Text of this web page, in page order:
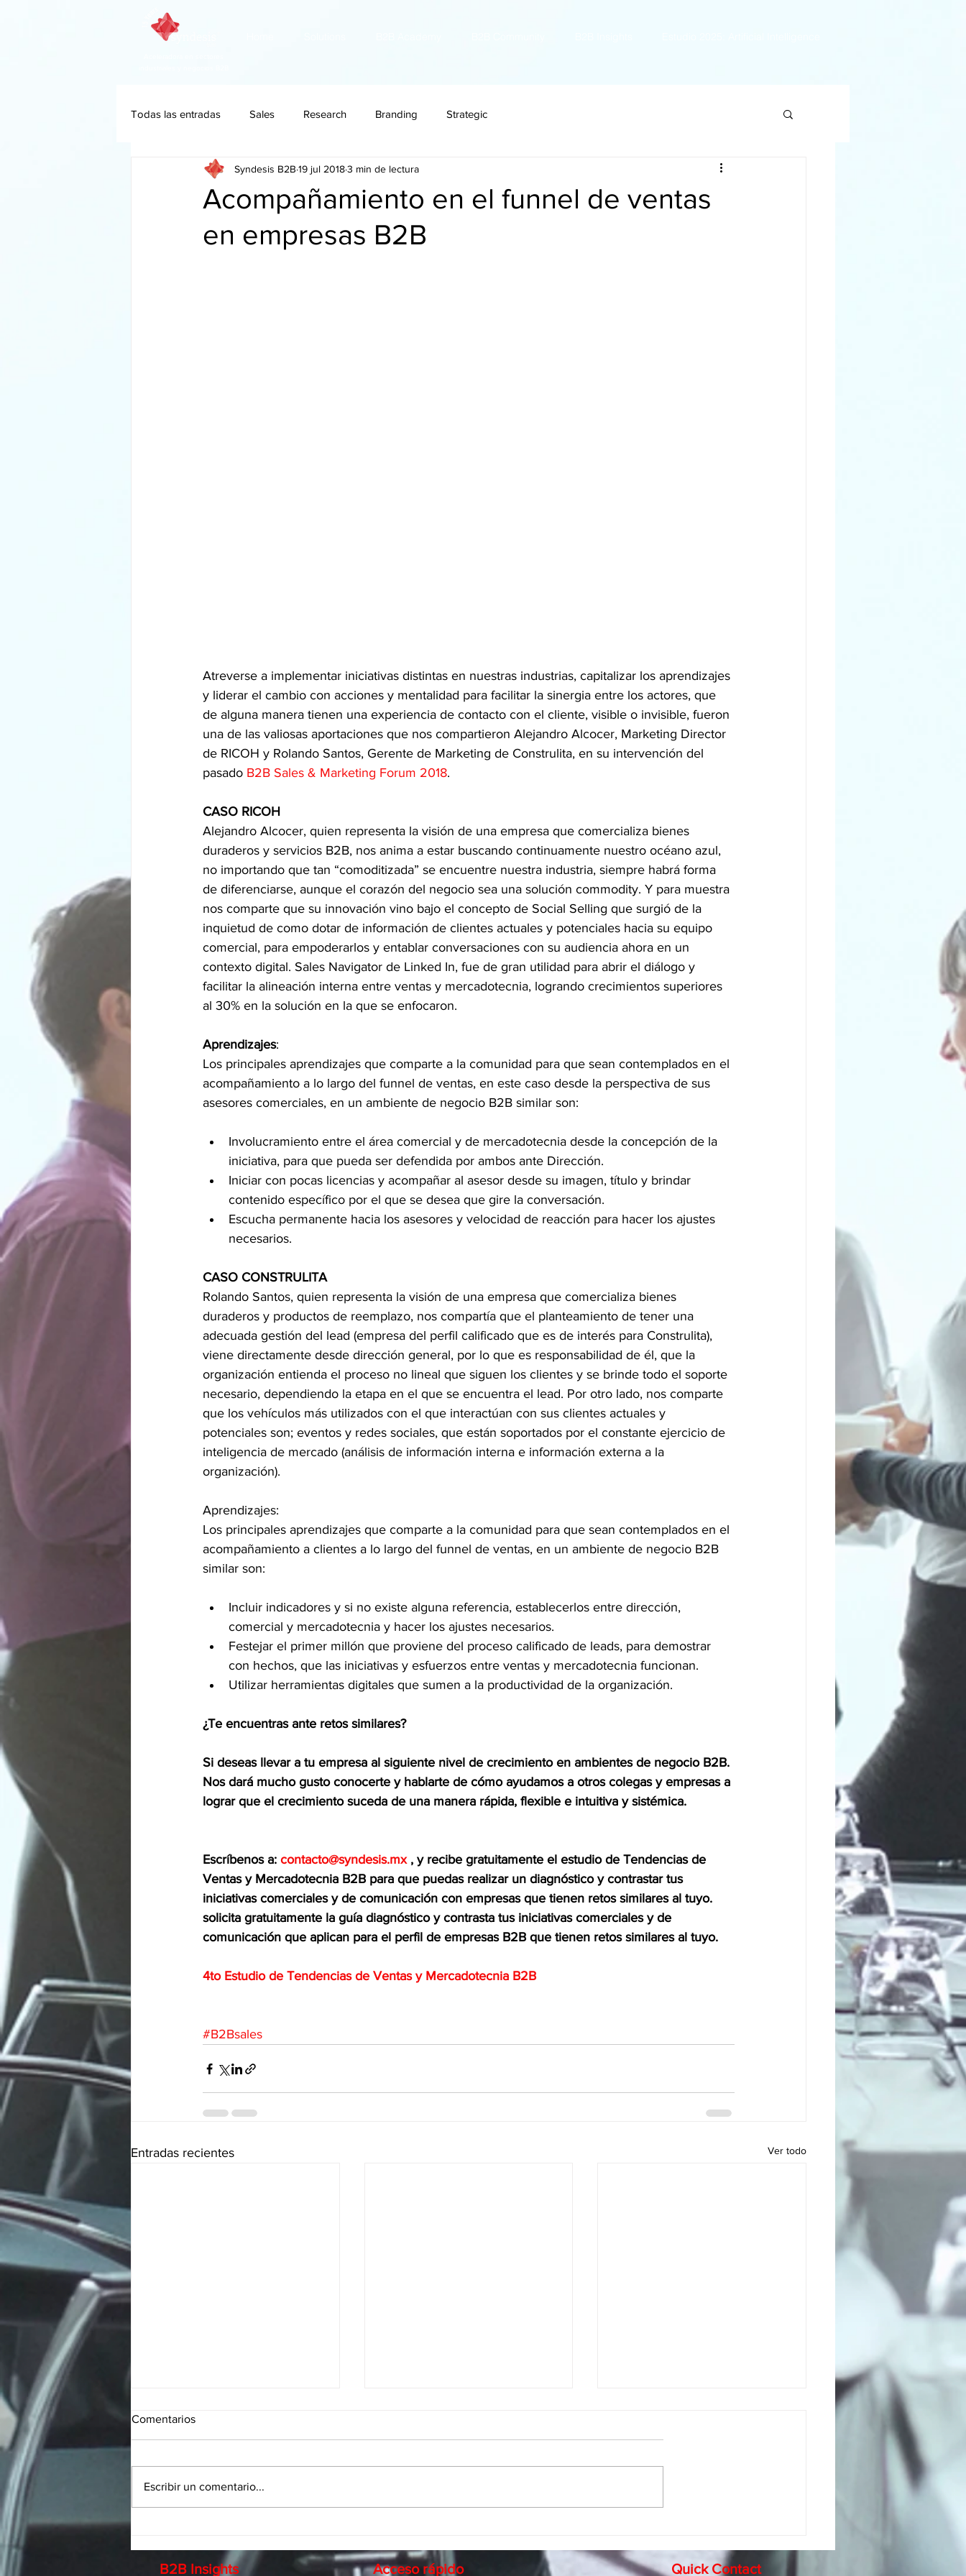
Todas las entradas Sales Research Branding Strategic
Acompañamiento en el funnel de ventas
en empresas B2B
Syndesis B2B 19 jul 20183 min de lectura
Atreverse a implementar iniciativas distintas en nuestras industrias, capitalizar los aprendizajes
y liderar el cambio con acciones y mentalidad para facilitar la sinergia entre los actores, que
de alguna manera tienen una experiencia de contacto con el cliente, visible o invisible, fueron
una de las valiosas aportaciones que nos compartieron Alejandro Alcocer, Marketing Director
de RICOH y Rolando Santos, Gerente de Marketing de Construlita, en su intervención del
pasado B2B Sales & Marketing Forum 2018.
CASO RICOH
Alejandro Alcocer, quien representa la visión de una empresa que comercializa bienes
duraderos y servicios B2B, nos anima a estar buscando continuamente nuestro océano azul,
no importando que tan “comoditizada” se encuentre nuestra industria, siempre habrá forma
de diferenciarse, aunque el corazón del negocio sea una solución commodity. Y para muestra
nos comparte que su innovación vino bajo el concepto de Social Selling que surgió de la
inquietud de como dotar de información de clientes actuales y potenciales hacia su equipo
comercial, para empoderarlos y entablar conversaciones con su audiencia ahora en un
contexto digital. Sales Navigator de Linked In, fue de gran utilidad para abrir el diálogo y
facilitar la alineación interna entre ventas y mercadotecnia, logrando crecimientos superiores
al 30% en la solución en la que se enfocaron.
Aprendizajes:
Los principales aprendizajes que comparte a la comunidad para que sean contemplados en el
acompañamiento a lo largo del funnel de ventas, en este caso desde la perspectiva de sus
asesores comerciales, en un ambiente de negocio B2B similar son:
Involucramiento entre el área comercial y de mercadotecnia desde la concepción de la
iniciativa, para que pueda ser defendida por ambos ante Dirección.
Iniciar con pocas licencias y acompañar al asesor desde su imagen, título y brindar
contenido específico por el que se desea que gire la conversación.
Escucha permanente hacia los asesores y velocidad de reacción para hacer los ajustes
necesarios.
CASO CONSTRULITA
Rolando Santos, quien representa la visión de una empresa que comercializa bienes
duraderos y productos de reemplazo, nos compartía que el planteamiento de tener una
adecuada gestión del lead (empresa del perfil calificado que es de interés para Construlita),
viene directamente desde dirección general, por lo que es responsabilidad de él, que la
organización entienda el proceso no lineal que siguen los clientes y se brinde todo el soporte
necesario, dependiendo la etapa en el que se encuentra el lead. Por otro lado, nos comparte
que los vehículos más utilizados con el que interactúan con sus clientes actuales y
potenciales son; eventos y redes sociales, que están soportados por el constante ejercicio de
inteligencia de mercado (análisis de información interna e información externa a la
organización).
Aprendizajes:
Los principales aprendizajes que comparte a la comunidad para que sean contemplados en el
acompañamiento a clientes a lo largo del funnel de ventas, en un ambiente de negocio B2B
similar son:
Incluir indicadores y si no existe alguna referencia, establecerlos entre dirección,
comercial y mercadotecnia y hacer los ajustes necesarios.
Festejar el primer millón que proviene del proceso calificado de leads, para demostrar
con hechos, que las iniciativas y esfuerzos entre ventas y mercadotecnia funcionan.
Utilizar herramientas digitales que sumen a la productividad de la organización.
¿Te encuentras ante retos similares?
Si deseas llevar a tu empresa al siguiente nivel de crecimiento en ambientes de negocio B2B.
Nos dará mucho gusto conocerte y hablarte de cómo ayudamos a otros colegas y empresas a
lograr que el crecimiento suceda de una manera rápida, flexible e intuitiva y sistémica.
Escríbenos a: contacto@syndesis.mx , y recibe gratuitamente el estudio de Tendencias de
Ventas y Mercadotecnia B2B para que puedas realizar un diagnóstico y contrastar tus
iniciativas comerciales y de comunicación con empresas que tienen retos similares al tuyo.
solicita gratuitamente la guía diagnóstico y contrasta tus iniciativas comerciales y de
comunicación que aplican para el perfil de empresas B2B que tienen retos similares al tuyo.
4to Estudio de Tendencias de Ventas y Mercadotecnia B2B
#B2Bsales
Entradas recientes Ver todo
Industria Automotriz
Comentarios
Escribir un comentario...
B2B Insights Acceso rápido Quick Contact